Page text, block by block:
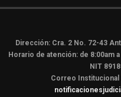
Dirección: Cra. 2 No. 72-43
Horario de atención: de 8:00am
NIT
Correo Institucional